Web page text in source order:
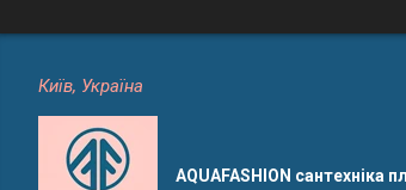
Київ, Україна
AQUAFASHION